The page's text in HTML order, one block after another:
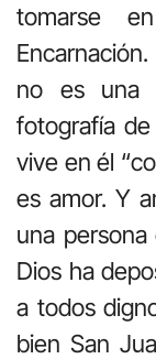
tomarse
no es una
fotografía
vive en él
es amor. Y
una
Dios ha
a todos
bien San